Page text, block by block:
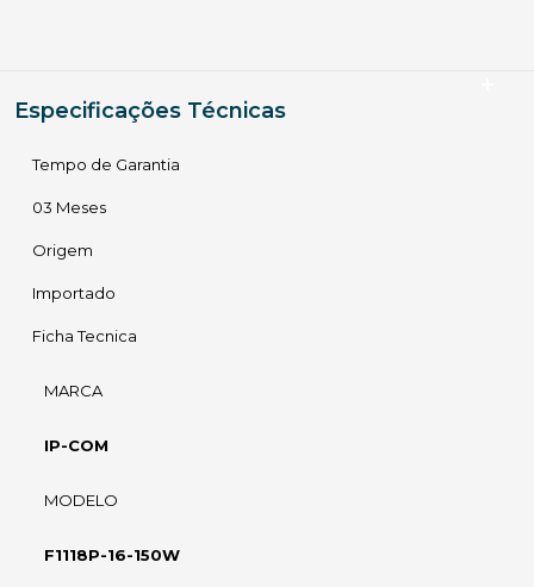
Especificações Técnicas
Tempo de Garantia
03 Meses
Origem
Importado
Ficha Tecnica
MARCA
IP-COM
MODELO
F1118P-16-150W